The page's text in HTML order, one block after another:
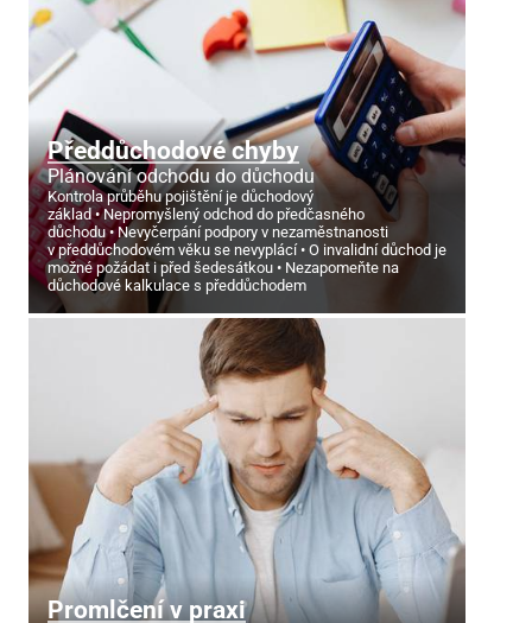
Předdůchodové chyby
Plánování odchodu do důchodu
Kontrola průběhu pojištění je důchodový
základ
Nepromyšlený odchod do předčasného
důchodu
Nevyčerpání podpory v nezaměstnanosti
v předdůchodovém věku se nevyplácí
O invalidní důchod je
možné požádat i před šedesátkou
Nezapomeňte na
důchodové kalkulace s předdůchodem
Promlčení v praxi